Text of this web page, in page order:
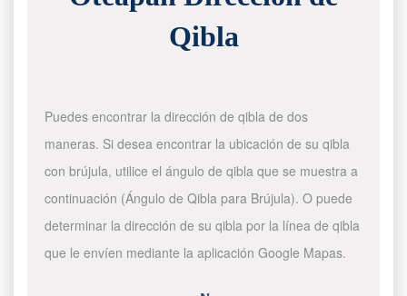
Qibla
Puedes encontrar la dirección de qibla de dos
maneras. Si desea encontrar la ubicación de su qibla
con brújula, utilice el ángulo de qibla que se muestra a
continuación (Ángulo de Qibla para Brújula). O puede
determinar la dirección de su qibla por la línea de qibla
que le envíen mediante la aplicación Google Mapas.